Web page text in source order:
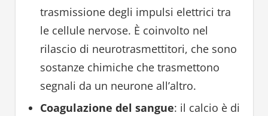
trasmissione degli impulsi elettrici tra
le cellule nervose. È coinvolto nel
rilascio di neurotrasmettitori, che sono
sostanze chimiche che trasmettono
segnali da un neurone all’altro.
Coagulazione del sangue: il calcio è di